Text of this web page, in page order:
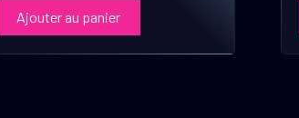
Ajouter au panier